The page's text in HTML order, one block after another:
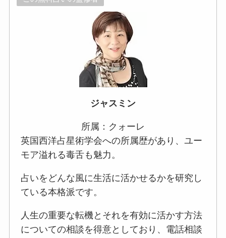
ジャスミン
所属：クォーレ
英国西洋占星術学会への所属歴があり、ユー
モア溢れる毒舌も魅力。
占いをどんな風に生活に活かせるかを研究し
ている本格派です。
人生の重要な転機とそれを有効に活かす方法
についての相談を得意としており、電話相談